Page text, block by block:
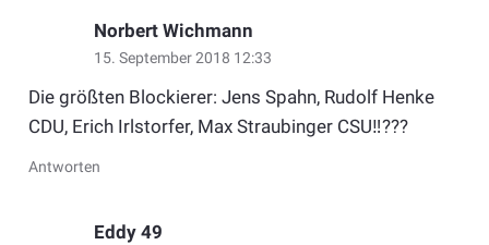
Norbert Wichmann
15. September 2018 12:33
Die größten Blockierer: Jens Spahn, Rudolf Henke
CDU, Erich Irlstorfer, Max Straubinger CSU‼️???
Antworten
Eddy 49